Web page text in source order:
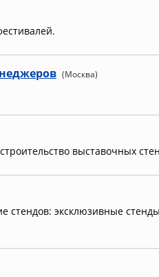
(Москва)
выставочных
стендов: эксклюзивные